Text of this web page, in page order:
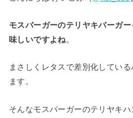
モスバーガーのテリヤキバーガ
味しいですよね。
まさしくレタスで差別化してい
ます。
そんなモスバーガーのテリヤキ